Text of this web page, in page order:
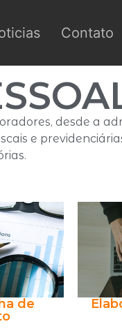
Contato
desde a
e
de